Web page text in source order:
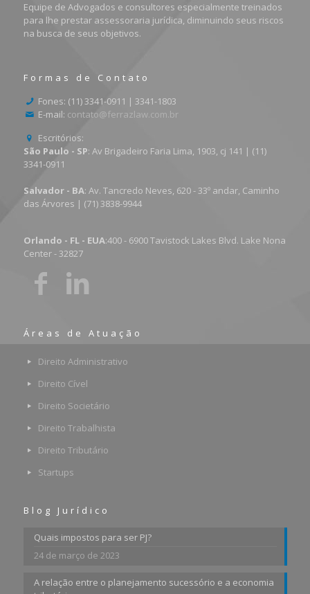
Equipe de Advogados e consultores especialmente treinados
para lhe prestar assessoraria jurídica, diminuindo seus riscos
na busca de seus objetivos.
Formas de Contato
Fones: (11) 3341-0911 | 3341-1803
E-mail: contato@ferrazlaw.com.br
Escritórios:
São Paulo - SP: Av Brigadeiro Faria Lima, 1903, cj 141 | (11)
3341-0911
Salvador - BA: Av. Tancredo Neves, 620 - 33º andar, Caminho
das Árvores | (71) 3838-9944
Orlando - FL - EUA:400 - 6900 Tavistock Lakes Blvd. Lake Nona
Center - 32827
Áreas de Atuação
Direito Administrativo
Direito Cível
Direito Societário
Direito Trabalhista
Direito Tributário
Startups
Blog Jurídico
Quais impostos para ser PJ?
24 de março de 2023
A relação entre o planejamento sucessório e a economia